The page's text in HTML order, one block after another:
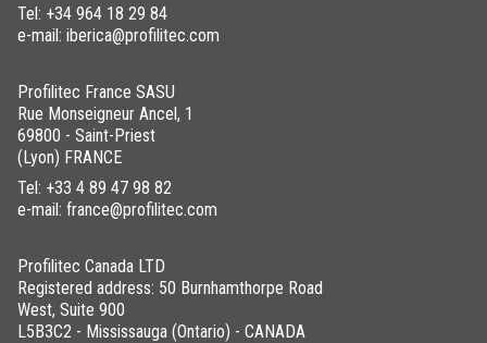
Tel: +34 964 18 29 84
e-mail: iberica@profilitec.com
Profilitec France SASU
Rue Monseigneur Ancel, 1
69800 - Saint-Priest
(Lyon) FRANCE
Tel: +33 4 89 47 98 82
e-mail: france@profilitec.com
Profilitec Canada LTD
Registered address: 50 Burnhamthorpe Road
West, Suite 900
L5B3C2 - Mississauga (Ontario) - CANADA